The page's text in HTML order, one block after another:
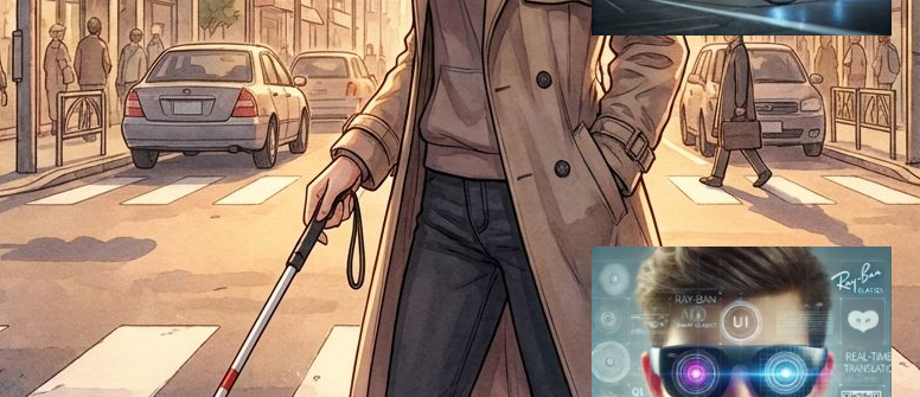
Metaの次世代スマートグラ
ス「Hypernova」、2025年
10月登場か？単眼ディスプレ
イ搭載、AI連携で視界を拡張
VR/ARニュース
Hypernova
2025年4月28日11:23